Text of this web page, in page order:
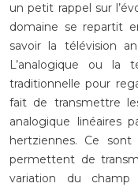
un petit rappel sur
domaine se repartit
savoir la télévision
L’analogique ou la
traditionnelle pour
fait de transmettre
analogique linéaires
hertziennes. Ce
permettent de
variation du champ